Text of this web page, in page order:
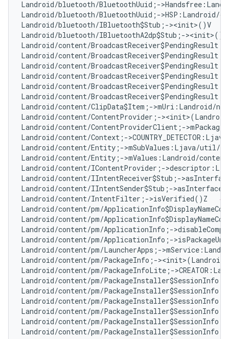
Landroid/bluetooth/BluetoothUuid;-
Landroid/bluetooth/BluetoothUuid;-
Landroid/bluetooth/IBluetooth$Stub;-><init>()V
Landroid/bluetooth/IBluetoothA2dp$Stub;-
Landroid/content/
Landroid/content/
Landroid/content/
Landroid/content/
Landroid/content/
Landroid/content/
Landroid/content/ClipData$Item;-
Landroid/content/ContentProvider;-
Landroid/content/ContentProviderClient;-
Landroid/content/Context;-
Landroid/content/Entity;->mSubValues:Ljava/
Landroid/content/Entity;->mValues:Landroid/
Landroid/content/IContentProvider;-
Landroid/content/IIntentReceiver$Stub;-
Landroid/content/IIntentSender$Stub;-
Landroid/content/IntentFilter;->isVerified()Z #
Landroid/content/pm/
Landroid/content/pm/
Landroid/content/pm/ApplicationInfo;-
Landroid/content/pm/ApplicationInfo;-
Landroid/content/pm/LauncherApps;-
Landroid/content/pm/PackageInfo;-
Landroid/content/pm/PackageInfoLite;-
Landroid/content/pm/
Landroid/content/pm/
Landroid/content/pm/
Landroid/content/pm/
Landroid/content/pm/
Landroid/content/pm/